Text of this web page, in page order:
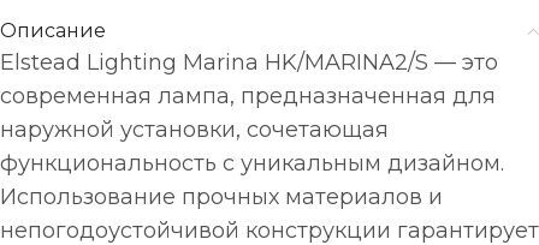
Описание
Elstead Lighting Marina HK/MARINA2/S — это
современная лампа, предназначенная для
наружной установки, сочетающая
функциональность с уникальным дизайном.
Использование прочных материалов и
непогодоустойчивой конструкции гарантирует